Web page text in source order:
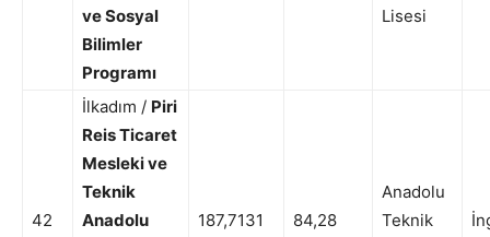
ve Sosyal
Bilimler
Programı
Lisesi
42
İlkadım / Piri
Reis Ticaret
Mesleki ve
Teknik
Anadolu
187,7131 84,28
Anadolu
Teknik